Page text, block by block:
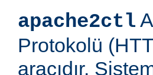
apache2ctl
Protokolü
aracıdır.